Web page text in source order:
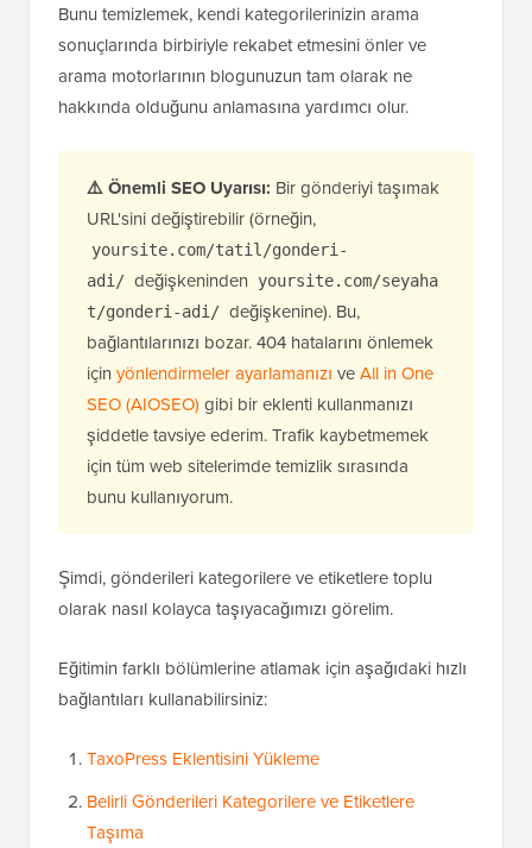
Bunu temizlemek, kendi kategorilerinizin arama
sonuçlarında birbiriyle rekabet etmesini önler ve
arama motorlarının blogunuzun tam olarak ne
hakkında olduğunu anlamasına yardımcı olur.
⚠️ Önemli SEO Uyarısı: Bir gönderiyi taşımak
URL'sini değiştirebilir (örneğin,
yoursite.com/tatil/gonderi-
adi/ değişkeninden
yoursite.com/seyaha
t/gonderi-adi/ değişkenine). Bu,
bağlantılarınızı bozar. 404 hatalarını önlemek
için yönlendirmeler ayarlamanızı veAll in One
SEO (AIOSEO) gibi bir eklenti kullanmanızı
şiddetle tavsiye ederim. Trafik kaybetmemek
için tüm web sitelerimde temizlik sırasında
bunu kullanıyorum.
Şimdi, gönderileri kategorilere ve etiketlere toplu
olarak nasıl kolayca taşıyacağımızı görelim.
Eğitimin farklı bölümlerine atlamak için aşağıdaki hızlı
bağlantıları kullanabilirsiniz:
TaxoPress Eklentisini Yükleme
Belirli Gönderileri Kategorilere ve Etiketlere
Taşıma